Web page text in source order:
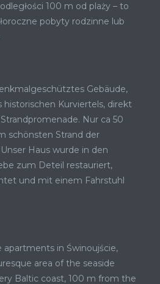
100 m od plaży – to
pobyty rodzinne lub
Gebäude,
Kurviertels, direkt
Nur ca 50
schönsten Strand der
Haus wurde in den
zum Deteil restauriert,
und mit einem Fahrstuhl
apartments in Świnoujście,
area of ​​the seaside
Baltic coast, 100 m from the